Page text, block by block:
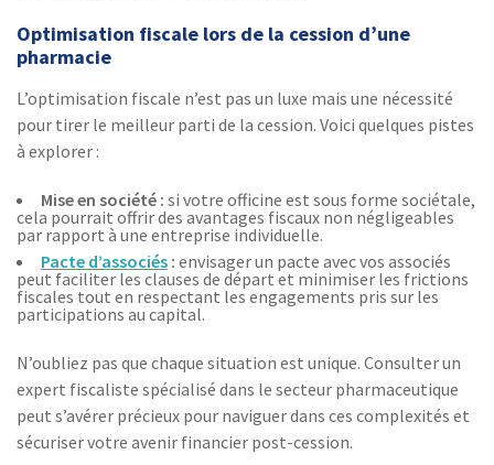
Optimisation fiscale lors de la cession d’une
pharmacie
L’optimisation fiscale n’est pas un luxe mais une nécessité
pour tirer le meilleur parti de la cession. Voici quelques pistes
à explorer :
Mise en société : si votre officine est sous forme sociétale,
cela pourrait offrir des avantages fiscaux non négligeables
par rapport à une entreprise individuelle.
Pacte d’associés : envisager un pacte avec vos associés
peut faciliter les clauses de départ et minimiser les frictions
fiscales tout en respectant les engagements pris sur les
participations au capital.
N’oubliez pas que chaque situation est unique. Consulter un
expert fiscaliste spécialisé dans le secteur pharmaceutique
peut s’avérer précieux pour naviguer dans ces complexités et
sécuriser votre avenir financier post-cession.